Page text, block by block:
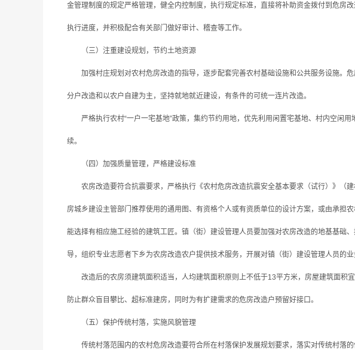
金管理制度的规定严格管理，健全内控制度，执行规定标准，直接将补助资金拨付到危房
执行进度，并积极配合有关部门做好审计、稽查等工作。
（三）注重建设规划，节约土地资源
加强村庄规划对农村危房改造的指导，逐步配套完善农村基础设施和公共服务设施。
分户改造和以农户自建为主，坚持就地就近建设，有条件的可统一连片改造。
严格执行农村“一户一宅基地”政策，集约节约用地，优先利用闲置宅基地、村内空闲
续。
（四）加强质量管理，严格建设标准
农房改造要符合抗震要求，严格执行《农村危房改造抗震安全基本要求（试行）》（
房城乡建设主管部门推荐使用的通用图、有资格个人或有资质单位的设计方案，或由承
能选择有相应施工经验的建筑工匠。镇（街）建设管理人员要加强对农房改造的地基基
导，组织专业志愿者下乡为农房改造农户提供技术服务，开展对镇（街）建设管理人员的
改造后的农房须建筑面积适当，人均建筑面积原则上不低于13平方米，房屋建筑面积
防止群众盲目攀比、超标准建房，同时为有扩建需求的危房改造户预留好接口。
（五）保护传统村落，实施风貌管理
传统村落范围内的农村危房改造要符合所在村落保护发展规划要求，落实对传统村落